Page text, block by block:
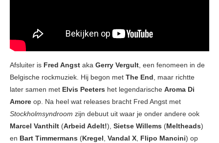
Afsluiter is Fred Angst aka Gerry Vergult, een fenomeen in de
Belgische rockmuziek. Hij begon met The End, maar richtte
later samen met Elvis Peeters het legendarische Aroma Di
Amore op. Na heel wat releases bracht Fred Angst met
Stockholmsyndroom zijn debuut uit waar je onder andere ook
Marcel Vanthilt (Arbeid Adelt!), Sietse Willems (Meltheads)
en Bart Timmermans (Kregel, Vandal X, Flipo Mancini) op